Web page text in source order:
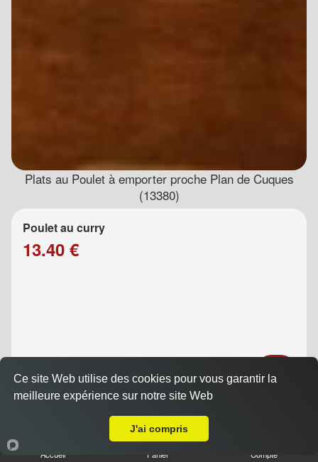
Plats au Poulet à emporter proche Plan de Cuques
(13380)
Poulet au curry
13.40 €
Poulet au caramel
Accueil Panier Compte
Ce site Web utilise des cookies pour vous garantir la
meilleure expérience sur notre site Web
J'ai compris